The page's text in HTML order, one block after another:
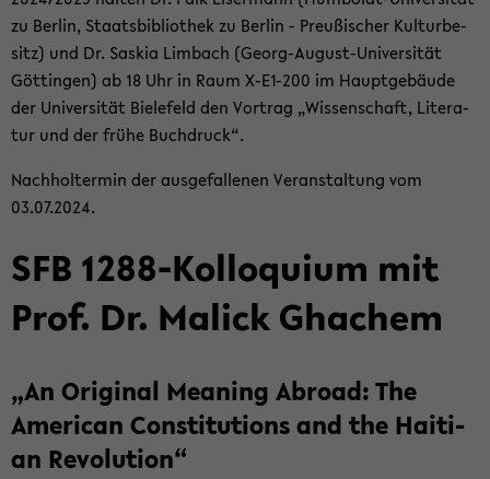
zu Ber­lin, Staats­bi­blio­thek zu Ber­lin - Preu­ßi­scher Kul­tur­be­
sitz) und Dr. Sas­kia Lim­bach (Georg-​August-Universität
Göt­tin­gen) ab 18 Uhr in Raum X-​E1-200 im Haupt­ge­bäu­de
der Uni­ver­si­tät Bie­le­feld den Vor­trag „Wis­sen­schaft, Li­te­ra­
tur und der frühe Buch­druck“.
Nach­hol­ter­min der aus­ge­fal­le­nen Ver­an­stal­tung vom
03.07.2024.
SFB 1288-​Kolloquium mit
Prof. Dr. Malick Gha­chem
„An Ori­gi­nal Me­a­ning Ab­road: The
Ame­ri­can Con­sti­tu­ti­ons and the Hai­ti­
an Re­vo­lu­ti­on“